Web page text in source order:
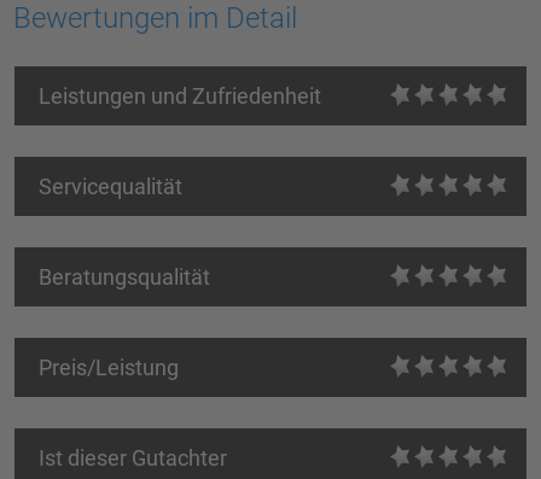
Bewertungen im Detail
Leistungen und Zufriedenheit
Servicequalität
Beratungsqualität
Preis/Leistung
Ist dieser Gutachter